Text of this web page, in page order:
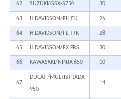
62 SUZUKI/GSX-S750 30
63 H.DAVIDSON/FLHTK 26
64 H.DAVIDSON/FL TRK 28
65 H.DAVIDSON/FX FBS 30
66 KAWASAKI/NINJA 650 10
67
DUCATI/MULTISTRADA
950
14